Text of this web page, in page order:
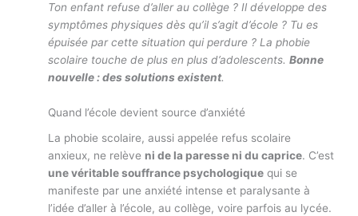
Ton enfant refuse d’aller au collège ? Il développe des
symptômes physiques dès qu’il s’agit d’école ? Tu es
épuisée par cette situation qui perdure ? La phobie
scolaire touche de plus en plus d’adolescents. Bonne
nouvelle : des solutions existent.
Quand l’école devient source d’anxiété
La phobie scolaire, aussi appelée refus scolaire
anxieux, ne relève ni de la paresse ni du caprice. C’est
une véritable souffrance psychologique qui se
manifeste par une anxiété intense et paralysante à
l’idée d’aller à l’école, au collège, voire parfois au lycée.